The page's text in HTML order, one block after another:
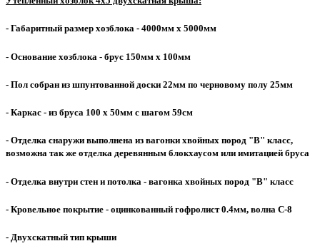
- Габаритный размер хозблока - 4000мм х 5000мм
- Основание хозблока - брус 150мм х 100мм
- Пол собран из шпунтованной доски 22мм по черновому полу 25мм
- Каркас - из бруса 100 х 50мм с шагом 59см
- Отделка снаружи выполнена из вагонки хвойных пород "В" класс,
возможна так же отделка деревянным блокхаусом или имитацией бруса
- Отделка внутри стен и потолка - вагонка хвойных пород "В" класс
- Кровельное покрытие - оцинкованный гофролист 0.4мм, волна С-8
- Двухскатный тип крыши